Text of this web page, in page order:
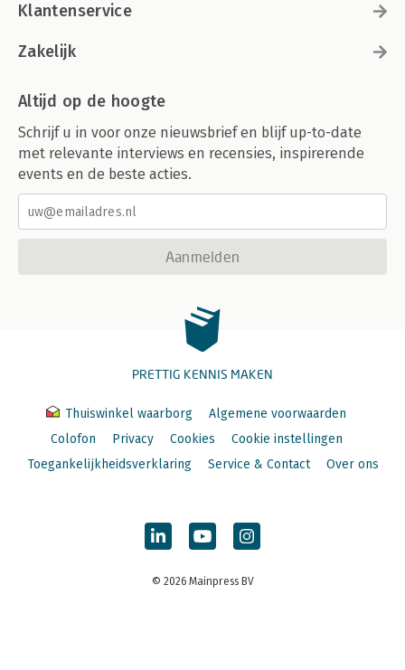
Klantenservice
Zakelijk
Altijd op de hoogte
Schrijf u in voor onze nieuwsbrief en blijf up-to-date
met relevante interviews en recensies, inspirerende
events en de beste acties.
Aanmelden
PRETTIG KENNIS MAKEN
Thuiswinkel waarborg
Algemene voorwaarden
Colofon
Privacy Cookies
Cookie instellingen
Toegankelijkheidsverklaring
Service & Contact Over ons
© 2026 Mainpress BV